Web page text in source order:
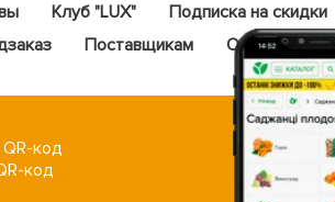
Клуб "LUX" Подписка на скидки
Поставщикам Оптовый
код